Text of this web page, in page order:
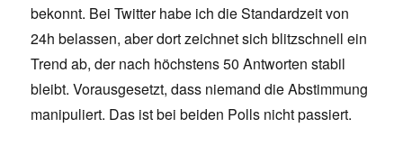
bekonnt. Bei Twitter habe ich die Standardzeit von
24h belassen, aber dort zeichnet sich blitzschnell ein
Trend ab, der nach höchstens 50 Antworten stabil
bleibt. Vorausgesetzt, dass niemand die Abstimmung
manipuliert. Das ist bei beiden Polls nicht passiert.